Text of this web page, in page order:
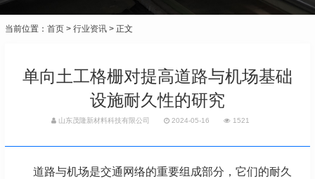
当前位置： 首页 > 行业资讯 > 正文
单向土工格栅对提高道路与机场基础
设施耐久性的研究
山东茂隆新材料科技有限公司 2024-05-16 1521
道路与机场是交通网络的重要组成部分，它们的耐久